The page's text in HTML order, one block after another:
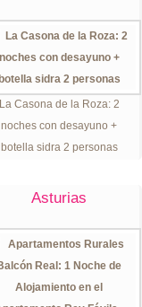
La Casona de la Roza: 2
noches con desayuno +
botella sidra 2 personas
Asturias